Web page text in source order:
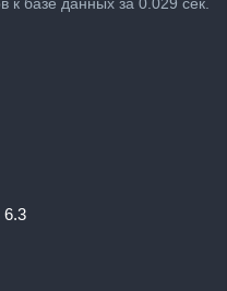
к базе данных за 0.029 сек.
6.3